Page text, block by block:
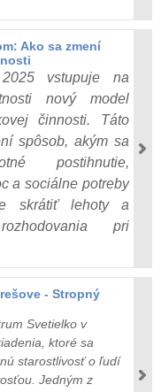
Ako sa zmení
vstupuje na
nový model
činnosti. Táto
spôsob, akým sa
postihnutie,
a sociálne potreby
skrátiť lehoty a
pri
- Stropný
Svetielko v
ktoré sa
starostlivosť o ľudí
Jedným z